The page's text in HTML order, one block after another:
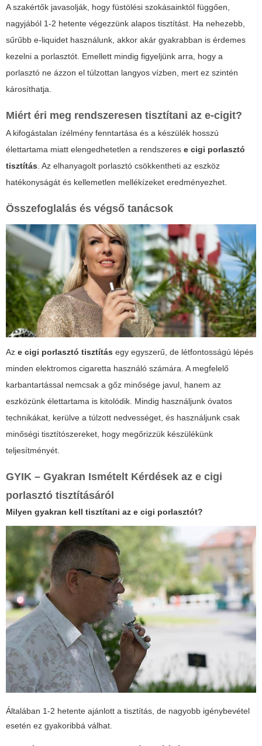
A szakértők javasolják, hogy füstölési szokásainktól függően,
nagyjából 1-2 hetente végezzünk alapos tisztítást. Ha nehezebb,
sűrűbb e-liquidet használunk, akkor akár gyakrabban is érdemes
kezelni a porlasztót. Emellett mindig figyeljünk arra, hogy a
porlasztó ne ázzon el túlzottan langyos vízben, mert ez szintén
károsíthatja.
Miért éri meg rendszeresen tisztítani az e-cigit?
A kifogástalan ízélmény fenntartása és a készülék hosszú
élettartama miatt elengedhetetlen a rendszeres e cigi porlasztó
tisztítás. Az elhanyagolt porlasztó csökkentheti az eszköz
hatékonyságát és kellemetlen mellékízeket eredményezhet.
Összefoglalás és végső tanácsok
Az e cigi porlasztó tisztítás egy egyszerű, de létfontosságú lépés
minden elektromos cigaretta használó számára. A megfelelő
karbantartással nemcsak a gőz minősége javul, hanem az
eszközünk élettartama is kitolódik. Mindig használjunk óvatos
technikákat, kerülve a túlzott nedvességet, és használjunk csak
minőségi tisztítószereket, hogy megőrizzük készülékünk
teljesítményét.
GYIK – Gyakran Ismételt Kérdések az e cigi
porlasztó tisztításáról
Milyen gyakran kell tisztítani az e cigi porlasztót?
Általában 1-2 hetente ajánlott a tisztítás, de nagyobb igénybevétel
esetén ez gyakoribbá válhat.